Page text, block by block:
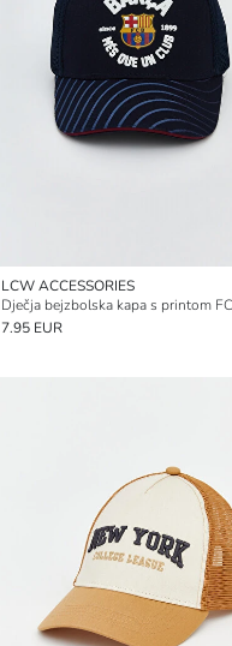
LCW ACCESSORIES
7.95 EUR